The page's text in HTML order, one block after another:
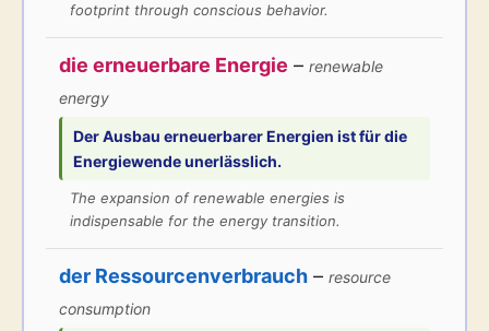
footprint through conscious behavior.
die erneuerbare Energie – renewable
energy
Der Ausbau erneuerbarer Energien ist für die
Energiewende unerlässlich.
The expansion of renewable energies is
indispensable for the energy transition.
der Ressourcenverbrauch – resource
consumption